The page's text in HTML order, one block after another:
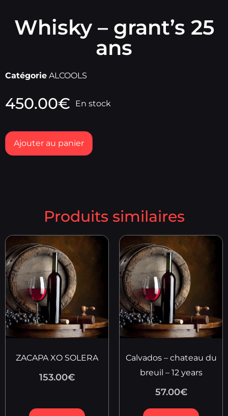
Whisky – grant’s 25
ans
Catégorie ALCOOLS
450.00€ En stock
Ajouter au panier
Produits similaires
ZACAPA XO SOLERA
153.00€
Calvados – chateau du
breuil – 12 years
57.00€